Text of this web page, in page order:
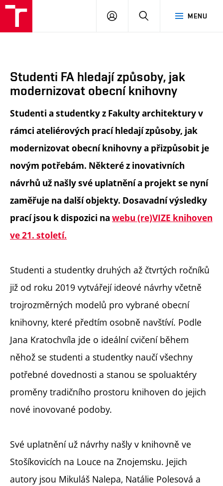
MENU
PŘIHLÁSIT
Studenti FA hledají způsoby, jak
modernizovat obecní knihovny
Studenti a studentky z Fakulty architektury v
rámci ateliérových prací hledají způsoby, jak
modernizovat obecní knihovny a přizpůsobit je
novým potřebám. Některé z inovativních
návrhů už našly své uplatnění a projekt se nyní
zaměřuje na další objekty. Dosavadní výsledky
prací jsou k dispozici nawebu (re)VIZE knihoven
ve 21. století.
Studenti a studentky druhých až čtvrtých ročníků
již od roku 2019 vytvářejí ideové návrhy včetně
trojrozměrných modelů pro vybrané obecní
knihovny, které předtím osobně navštíví. Podle
Jana Kratochvíla jde o ideální cvičení během
něhož se studenti a studentky naučí všechny
potřebné dovednosti a stanou se spoluaktéry
proměny tradičního prostoru knihoven do jejich
nové inovované podoby.
Své uplatnění už návrhy našly v knihovně ve
Stošíkovicích na Louce na Znojemsku. Jejich
autory jsou Mikuláš Nalepa, Natálie Polesová a